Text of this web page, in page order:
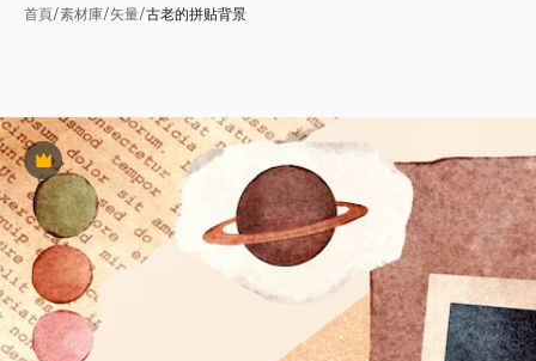
首頁/素材庫/矢量/古老的拼贴背景
Premium